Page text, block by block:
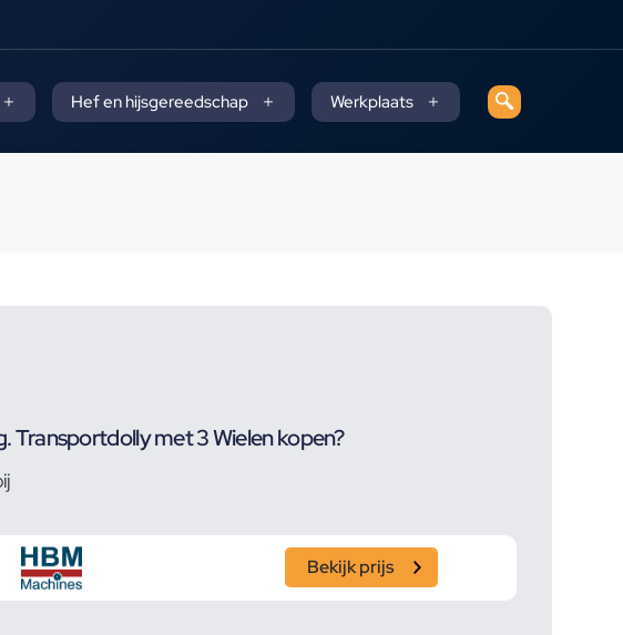
Hef en hijsgereedschap Werkplaats
Transportdolly met 3 Wielen kopen?
Bekijk prijs